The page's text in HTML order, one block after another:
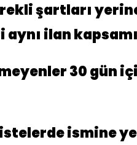
şartları
ilan
30 gün
ismine